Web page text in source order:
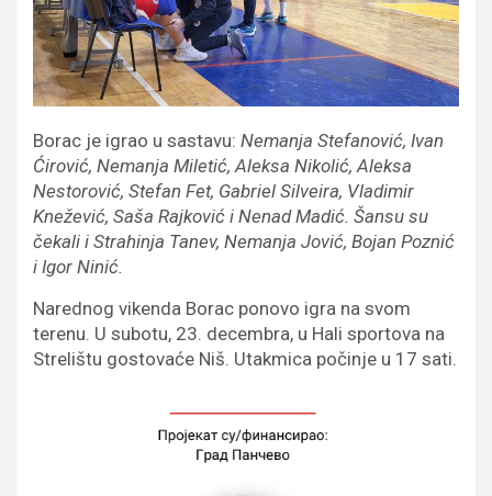
Borac je igrao u sastavu: Nemanja Stefanović, Ivan
Ćirović, Nemanja Miletić, Aleksa Nikolić, Aleksa
Nestorović, Stefan Fet, Gabriel Silveira, Vladimir
Knežević, Saša Rajković i Nenad Madić. Šansu su
čekali i Strahinja Tanev, Nemanja Jović, Bojan Poznić
i Igor Ninić.
Narednog vikenda Borac ponovo igra na svom
terenu. U subotu, 23. decembra, u Hali sportova na
Strelištu gostovaće Niš. Utakmica počinje u 17 sati.